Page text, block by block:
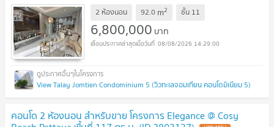
2 ห้องนอน 92.0 m2 ชั้น 11
6,800,000 บาท
08/08/2026 14:29:00
View Talay Jomtien Condominium 5 (วิวทะเลจอมเทียน คอนโดมิเนียม 5)
คอนโด 2 ห้องนอน สำหรับขาย โครงการ Elegance @ Cosy